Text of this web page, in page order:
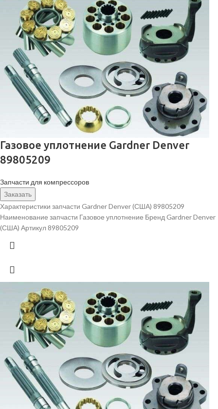
Газовое уплотнение Gardner Denver
89805209
Запчасти для компрессоров
Заказать
Характеристики запчасти Gardner Denver (США) 89805209
Наименование запчасти Газовое уплотнение Бренд Gardner Denver
(США) Артикул 89805209